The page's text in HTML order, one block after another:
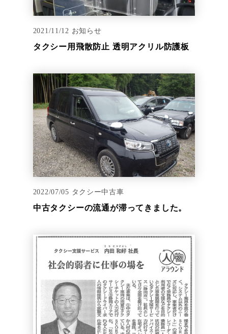
2021/11/12 お知らせ
タクシー用飛散防止 透明アクリル防護板
2022/07/05 タクシー中古車
中古タクシーの流通が滞ってきました。